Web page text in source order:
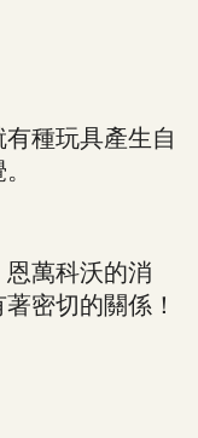
種玩具產生自
萬科沃的消
密切的關係！